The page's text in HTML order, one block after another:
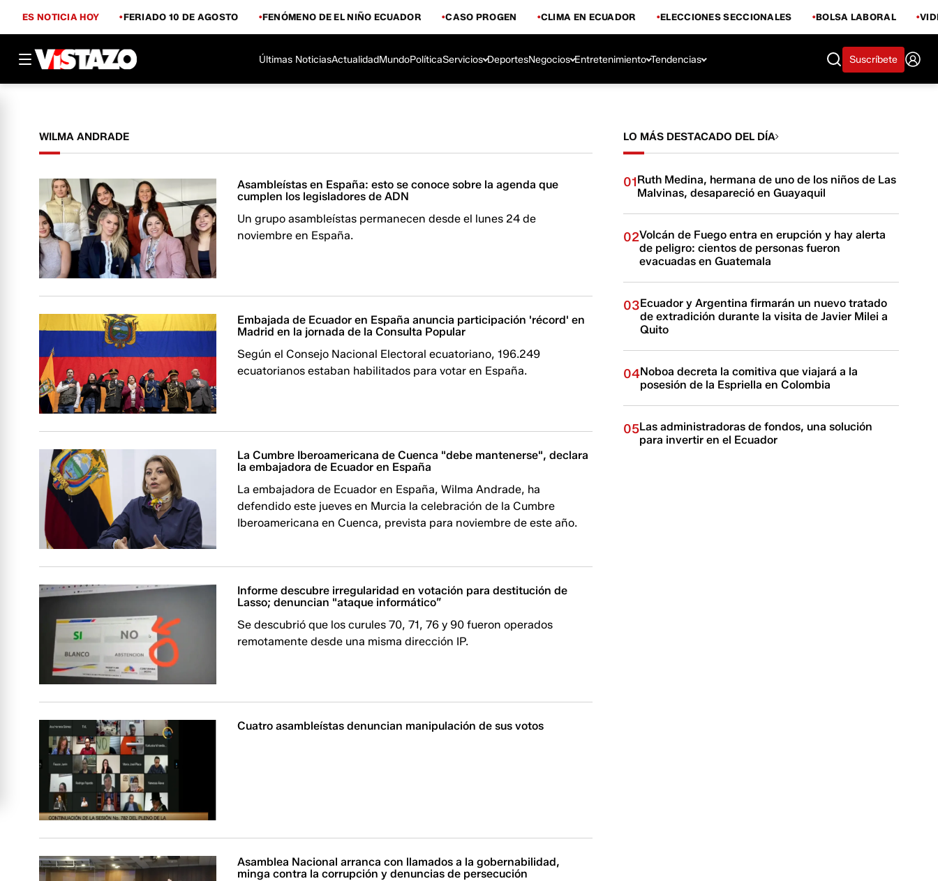
ES NOTICIA HOY FERIADO 10 DE AGOSTO FENÓMENO DE EL NIÑO ECUADOR CASO PROGEN CLIMA EN ECUADOR ELECCIONES SECCIONALES BOLSA LABORAL
Últimas NoticiasActualidadMundoPolíticaServicios DeportesNegocios Entretenimiento Tendencias Suscríbete
WILMA ANDRADE
Asambleístas en España: esto se conoce sobre la agenda que
cumplen los legisladores de ADN
Un grupo asambleístas permanecen desde el lunes 24 de
noviembre en España.
Embajada de Ecuador en España anuncia participación 'récord' en
Madrid en la jornada de la Consulta Popular
Según el Consejo Nacional Electoral ecuatoriano, 196.249
ecuatorianos estaban habilitados para votar en España.
La Cumbre Iberoamericana de Cuenca "debe mantenerse", declara
la embajadora de Ecuador en España
La embajadora de Ecuador en España, Wilma Andrade, ha
defendido este jueves en Murcia la celebración de la Cumbre
Iberoamericana en Cuenca, prevista para noviembre de este año.
Informe descubre irregularidad en votación para destitución de
Lasso; denuncian "ataque informático”
Se descubrió que los curules 70, 71, 76 y 90 fueron operados
remotamente desde una misma dirección IP.
Cuatro asambleístas denuncian manipulación de sus votos
Asamblea Nacional arranca con llamados a la gobernabilidad,
minga contra la corrupción y denuncias de persecución
LO MÁS DESTACADO DEL DÍA
01Ruth Medina, hermana de uno de los niños de Las
Malvinas, desapareció en Guayaquil
02Volcán de Fuego entra en erupción y hay alerta
de peligro: cientos de personas fueron
evacuadas en Guatemala
03Ecuador y Argentina firmarán un nuevo tratado
de extradición durante la visita de Javier Milei a
Quito
04Noboa decreta la comitiva que viajará a la
posesión de la Espriella en Colombia
05Las administradoras de fondos, una solución
para invertir en el Ecuador